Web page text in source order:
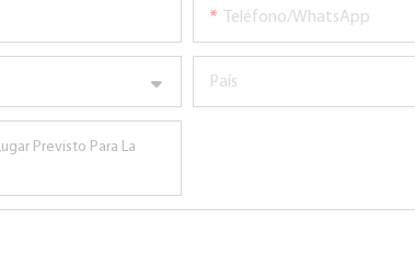
Teléfono/WhatsApp
País
Previsto Para La